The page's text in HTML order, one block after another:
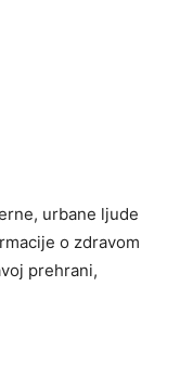
urbane ljude
o zdravom
prehrani,